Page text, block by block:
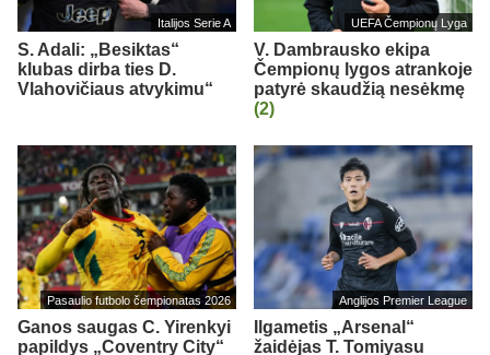
Italijos Serie A
S. Adali: „Besiktas“
klubas dirba ties D.
Vlahovičiaus atvykimu“
UEFA Čempionų Lyga
V. Dambrausko ekipa
Čempionų lygos atrankoje
patyrė skaudžią nesėkmę
(2)
Pasaulio futbolo čempionatas 2026
Ganos saugas C. Yirenkyi
papildys „Coventry City“
Anglijos Premier League
Ilgametis „Arsenal“
žaidėjas T. Tomiyasu